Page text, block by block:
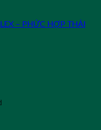
– PHỨC HỢP THẢI